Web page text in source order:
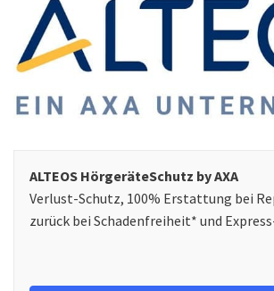
ALTEOS HörgeräteSchutz by AXA
Verlust-Schutz, 100% Erstattung bei
zurück bei Schadenfreiheit* und